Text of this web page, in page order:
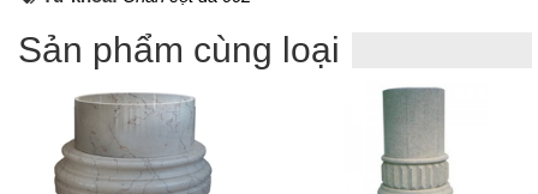
Sản phẩm cùng loại